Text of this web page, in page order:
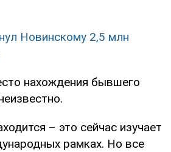
Новинскому 2,5 млн
нахождения бывшего
– это сейчас изучает
рамках. Но все